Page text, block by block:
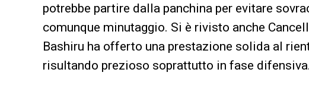
potrebbe partire dalla panchina per evitare
comunque minutaggio. Si è rivisto anche
Bashiru ha offerto una prestazione solida al
risultando prezioso soprattutto in fase difensiva.